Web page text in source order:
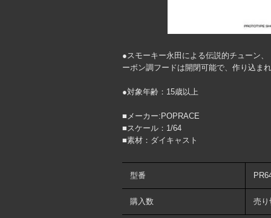
●スモーキー永田による伝説的チューン
ーボン調フードは開閉可能で、作り込ま
●対象年齢：15歳以上
■メーカー:POPRACE
■スケール：1/64
■素材：ダイキャスト
型番
購入数 売り